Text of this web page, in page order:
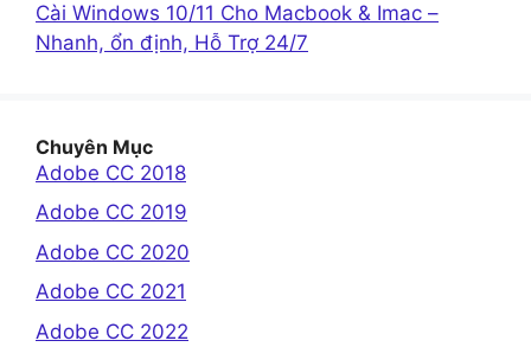
Cài Windows 10/11 Cho Macbook & Imac –
Nhanh, ổn định, Hỗ Trợ 24/7
Chuyên Mục
Adobe CC 2018
Adobe CC 2019
Adobe CC 2020
Adobe CC 2021
Adobe CC 2022